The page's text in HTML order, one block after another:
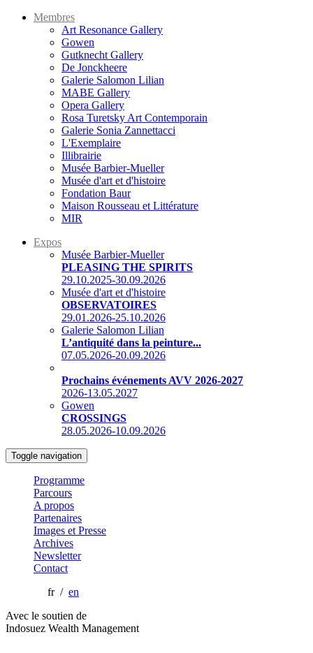
Membres
Art Resonance Gallery
Gowen
Gutknecht Gallery
De Jonckheere
Galerie Salomon Lilian
MABE Gallery
Opera Gallery
Rosa Turetsky Art Contemporain
Galerie Sonia Zannettacci
L'Exemplaire
Illibrairie
Musée Barbier-Mueller
Musée d'art et d'histoire
Fondation Baur
Maison Rousseau et Littérature
MIR
Expos
Musée Barbier-Mueller
PLEASING THE SPIRITS
29.10.2025-30.09.2026
Musée d'art et d'histoire
OBSERVATOIRES
29.01.2026-25.10.2026
Galerie Salomon Lilian
L’antiquité dans la peinture...
07.05.2026-20.09.2026
Prochains événements AVV 2026-2027
2026-13.05.2027
Gowen
CROSSINGS
28.05.2026-10.09.2026
Toggle navigation
Programme
Parcours
A propos
Partenaires
Images et Presse
Archives
Newsletter
Contact
fr / en
Avec le soutien de
Indosuez Wealth Management